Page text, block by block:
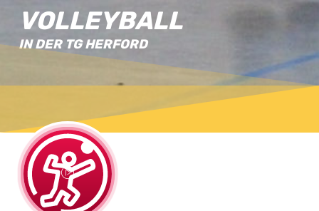
VOLLEYBALL
IN DER TG HERFORD